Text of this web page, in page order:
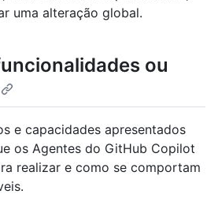
uma alteração global.
ou
e capacidades apresentados
os Agentes do GitHub Copilot
realizar e como se comportam